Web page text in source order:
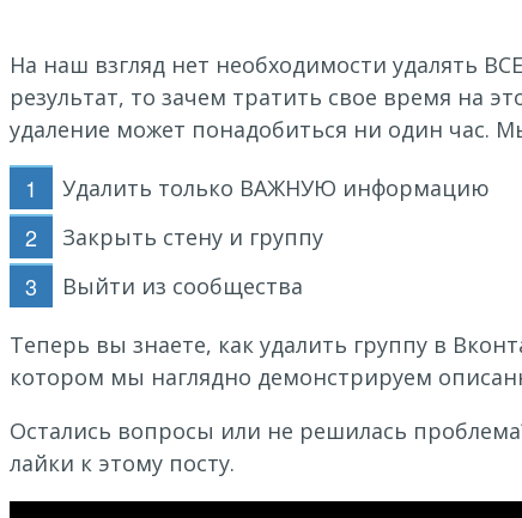
На наш взгляд нет необходимости удалять
результат, то зачем тратить свое время на
удаление может понадобиться ни один час.
Удалить только ВАЖНУЮ информацию
Закрыть стену и группу
Выйти из сообщества
Теперь вы знаете, как удалить группу в
котором мы наглядно демонстрируем
Остались вопросы или не решилась
лайки к этому посту.